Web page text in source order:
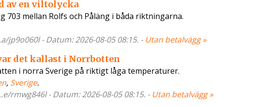
av en viltolycka
703 mellan Rolfs och Påläng i båda riktningarna.
jp9o060l - Datum: 2026-08-05 08:15. - Utan betalvägg »
det kallast i Norrbotten
i norra Sverige på riktigt låga temperaturer.
, Sverige.
rmwg846l - Datum: 2026-08-05 08:15. - Utan betalvägg »